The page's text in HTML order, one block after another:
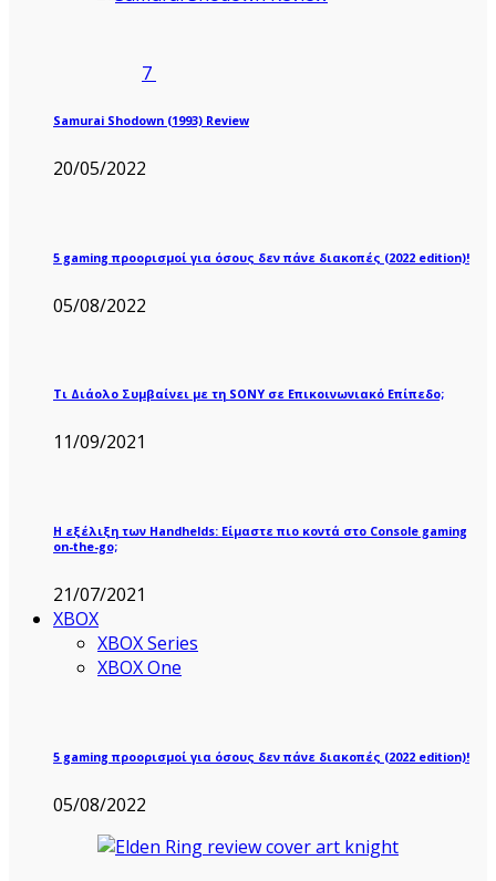
7
Samurai Shodown (1993) Review
20/05/2022
5 gaming προορισμοί για όσους δεν πάνε διακοπές (2022 edition)!
05/08/2022
Τι Διάολο Συμβαίνει με τη SONY σε Επικοινωνιακό Επίπεδο;
11/09/2021
Η εξέλιξη των Handhelds: Είμαστε πιο κοντά στο Console gaming
on-the-go;
21/07/2021
XBOX
XBOX Series
XBOX One
5 gaming προορισμοί για όσους δεν πάνε διακοπές (2022 edition)!
05/08/2022